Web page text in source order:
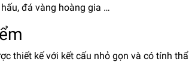
đá vàng hoàng gia …
thiết kế với kết cấu nhỏ gọn và có tính